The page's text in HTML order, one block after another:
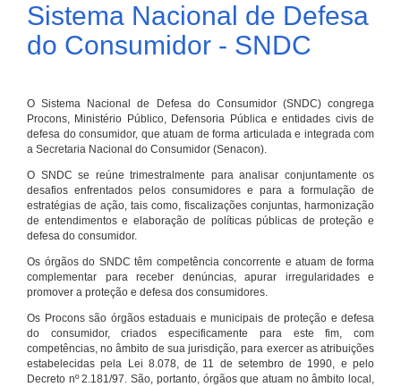
Sistema Nacional de Defesa
do Consumidor - SNDC
O Sistema Nacional de Defesa do Consumidor (SNDC) congrega
Procons, Ministério Público, Defensoria Pública e entidades civis de
defesa do consumidor, que atuam de forma articulada e integrada com
a Secretaria Nacional do Consumidor (Senacon).
O SNDC se reúne trimestralmente para analisar conjuntamente os
desafios enfrentados pelos consumidores e para a formulação de
estratégias de ação, tais como, fiscalizações conjuntas, harmonização
de entendimentos e elaboração de políticas públicas de proteção e
defesa do consumidor.
Os órgãos do SNDC têm competência concorrente e atuam de forma
complementar para receber denúncias, apurar irregularidades e
promover a proteção e defesa dos consumidores.
Os Procons são órgãos estaduais e municipais de proteção e defesa
do consumidor, criados especificamente para este fim, com
competências, no âmbito de sua jurisdição, para exercer as atribuições
estabelecidas pela Lei 8.078, de 11 de setembro de 1990, e pelo
Decreto nº 2.181/97. São, portanto, órgãos que atuam no âmbito local,